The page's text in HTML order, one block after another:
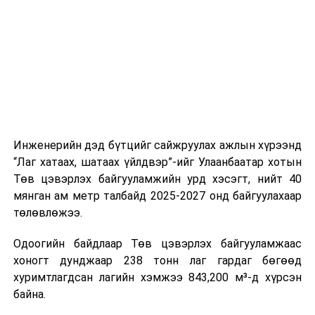
өдөр тутмын ажлын бэлэн байдлыг хангах зэрэг
практик ур чадварыг сургалтын хөтөлбөрт тусгажээ.
Сургалтыг танилцуулах лекц, асуулт-хариулт,
жишээнд суурилсан сургалт, багаар ажиллах дасгал,
танилцах, онцгой нөхцөлд ажиллах дадлага зэрэг
онол, практик хосолсон хэлбэрээр зохион байгуулж
байна.
Инженерийн дэд бүтцийг сайжруулах ажлын хүрээнд
“Лаг хатаах, шатаах үйлдвэр”-ийг Улаанбаатар хотын
Төв цэвэрлэх байгууламжийн урд хэсэгт, нийт 40
мянган ам метр талбайд 2025-2027 онд байгуулахаар
төлөвлөжээ.
Одоогийн байдлаар Төв цэвэрлэх байгууламжаас
хоногт дунджаар 238 тонн лаг гардаг бөгөөд
хуримтлагдсан лагийн хэмжээ 843,200 м³-д хүрсэн
байна.